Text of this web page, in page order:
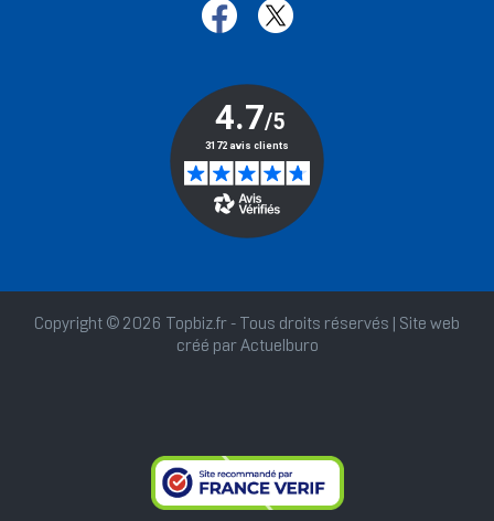
Copyright © 2026 Topbiz.fr - Tous droits réservés | Site web
créé par Actuelburo